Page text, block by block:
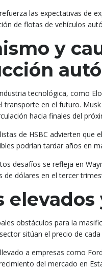
las expectativas de
de flotas de vehículos
y
tecnológica, como
transporte en el futuro.
hacia finales del
de HSBC advierten
podrían tardar años en
desafíos se refleja en
de dólares en el tercer
obstáculos para la
sitúan el precio de
a empresas como
del mercado en